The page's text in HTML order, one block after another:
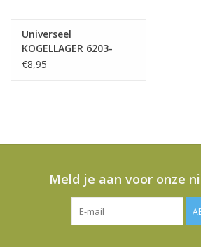
Universeel
KOGELLAGER 6203-
2RSH 17X40X12
€8,95
Meld je aan voor onze